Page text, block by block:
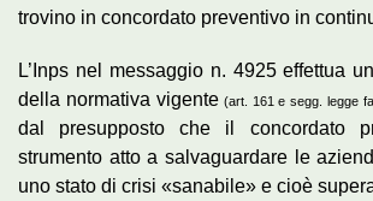
trovino in concordato preventivo in
L’Inps nel messaggio n. 4925 effettua
della normativa vigente(art. 161 e segg. legge
dal presupposto che il concordato
strumento atto a salvaguardare le
uno stato di crisi «sanabile» e cioè